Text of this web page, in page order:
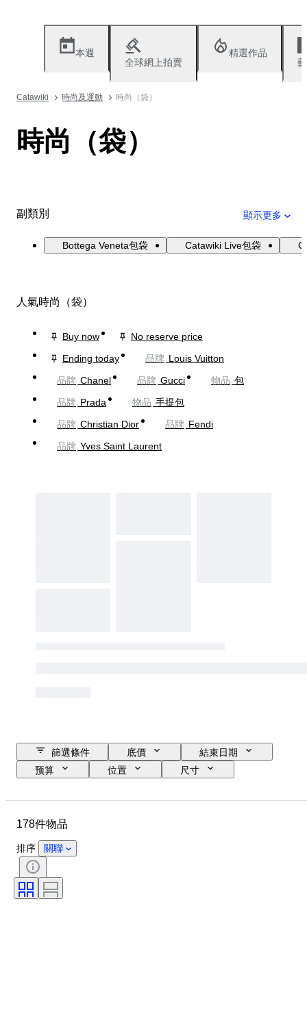
本週
全球網上拍賣
精選作品
Catawiki 時尚及運動 時尚（袋）
時尚（袋）
副類別 顯示更多
Bottega Veneta包袋 Catawiki Live包袋
人氣時尚（袋）
Buy now
No reserve price
Ending today
品牌 Louis Vuitton
品牌 Chanel 品牌 Gucci 物品 包
品牌 Prada 物品 手提包
品牌 Christian Dior 品牌 Fendi
品牌 Yves Saint Laurent
篩選條件 底價
結束日期
预算
位置
尺寸
時代
型號
178件物品
排序 關聯